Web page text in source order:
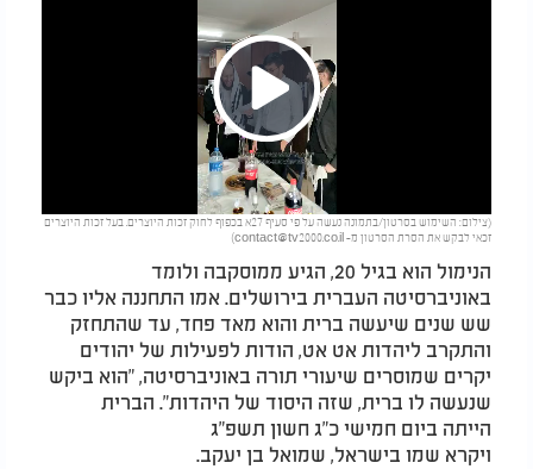
Play
Video
(צילום: השימוש בסרטון/בתמונה נעשה על פי סעיף 27א בכפוף לחוק זכות היוצרים. בעל זכות היוצרים
זכאי לבקש את הסרת הסרטון מ- contact@tv2000.co.il
)
הנימול הוא בגיל 20, הגיע ממוסקבה ולומד
באוניברסיטה העברית בירושלים. אמו התחננה אליו כבר
שש שנים שיעשה ברית והוא מאד פחד, עד שהתחזק
והתקרב ליהדות אט אט, הודות לפעילות של יהודים
יקרים שמוסרים שיעורי תורה באוניברסיטה, "הוא ביקש
שנעשה לו ברית, שזה היסוד של היהדות". הברית
הייתה ביום חמישי כ"ג חשון תשפ"ג
ויקרא שמו בישראל, שמואל בן יעקב.